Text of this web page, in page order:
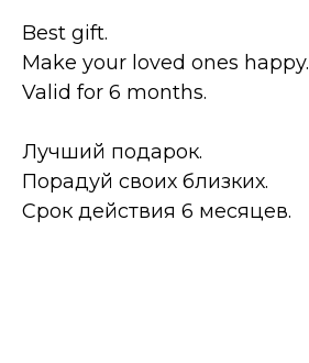
Best gift.
Make your loved ones happy.
Valid for 6 months.
Лучший подарок.
Порадуй своих близких.
Срок действия 6 месяцев.